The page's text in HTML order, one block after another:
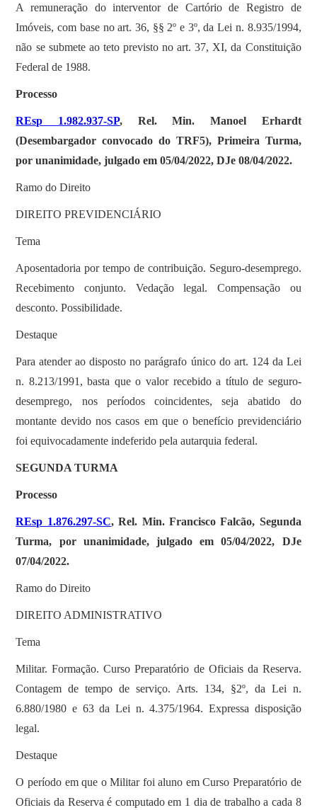
A remuneração do interventor de Cartório de Registro de
Imóveis, com base no art. 36, §§ 2º e 3º, da Lei n. 8.935/1994,
não se submete ao teto previsto no art. 37, XI, da Constituição
Federal de 1988.
Processo
REsp 1.982.937-SP, Rel. Min. Manoel Erhardt
(Desembargador convocado do TRF5), Primeira Turma,
por unanimidade, julgado em 05/04/2022, DJe 08/04/2022.
Ramo do Direito
DIREITO PREVIDENCIÁRIO
Tema
Aposentadoria por tempo de contribuição. Seguro-desemprego.
Recebimento conjunto. Vedação legal. Compensação ou
desconto. Possibilidade.
Destaque
Para atender ao disposto no parágrafo único do art. 124 da Lei
n. 8.213/1991, basta que o valor recebido a título de seguro-
desemprego, nos períodos coincidentes, seja abatido do
montante devido nos casos em que o benefício previdenciário
foi equivocadamente indeferido pela autarquia federal.
SEGUNDA TURMA
Processo
REsp 1.876.297-SC, Rel. Min. Francisco Falcão, Segunda
Turma, por unanimidade, julgado em 05/04/2022, DJe
07/04/2022.
Ramo do Direito
DIREITO ADMINISTRATIVO
Tema
Militar. Formação. Curso Preparatório de Oficiais da Reserva.
Contagem de tempo de serviço. Arts. 134, §2º, da Lei n.
6.880/1980 e 63 da Lei n. 4.375/1964. Expressa disposição
legal.
Destaque
O período em que o Militar foi aluno em Curso Preparatório de
Oficiais da Reserva é computado em 1 dia de trabalho a cada 8